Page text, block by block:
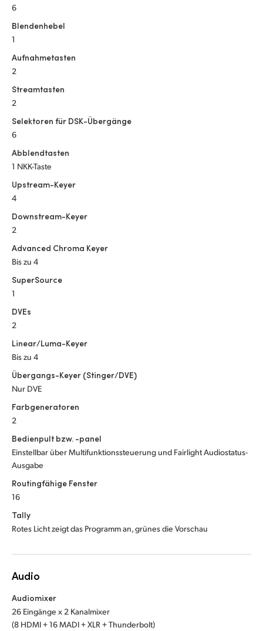
6
Blendenhebel
1
Aufnahmetasten
2
Streamtasten
2
Selektoren für DSK-Übergänge
6
Abblendtasten
1 NKK-Taste
Upstream-Keyer
4
Downstream-Keyer
2
Advanced Chroma Keyer
Bis zu 4
SuperSource
1
DVEs
2
Linear/Luma-Keyer
Bis zu 4
Übergangs-Keyer (Stinger/DVE)
Nur DVE
Farbgeneratoren
2
Bedienpult bzw. -panel
Einstellbar über Multifunktionssteuerung und Fairlight Audiostatus-
Ausgabe
Routingfähige Fenster
16
Tally
Rotes Licht zeigt das Programm an, grünes die Vorschau
Audio
Audiomixer
26 Eingänge x 2 Kanalmixer
(8 HDMI + 16 MADI + XLR + Thunderbolt)